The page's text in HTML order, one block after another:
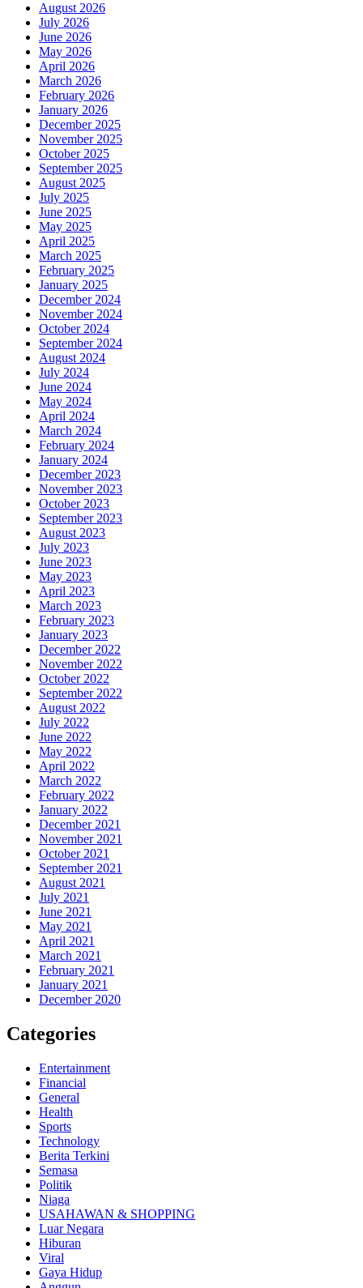
August 2026
July 2026
June 2026
May 2026
April 2026
March 2026
February 2026
January 2026
December 2025
November 2025
October 2025
September 2025
August 2025
July 2025
June 2025
May 2025
April 2025
March 2025
February 2025
January 2025
December 2024
November 2024
October 2024
September 2024
August 2024
July 2024
June 2024
May 2024
April 2024
March 2024
February 2024
January 2024
December 2023
November 2023
October 2023
September 2023
August 2023
July 2023
June 2023
May 2023
April 2023
March 2023
February 2023
January 2023
December 2022
November 2022
October 2022
September 2022
August 2022
July 2022
June 2022
May 2022
April 2022
March 2022
February 2022
January 2022
December 2021
November 2021
October 2021
September 2021
August 2021
July 2021
June 2021
May 2021
April 2021
March 2021
February 2021
January 2021
December 2020
Categories
Entertainment
Financial
General
Health
Sports
Technology
Berita Terkini
Semasa
Politik
Niaga
USAHAWAN & SHOPPING
Luar Negara
Hiburan
Viral
Gaya Hidup